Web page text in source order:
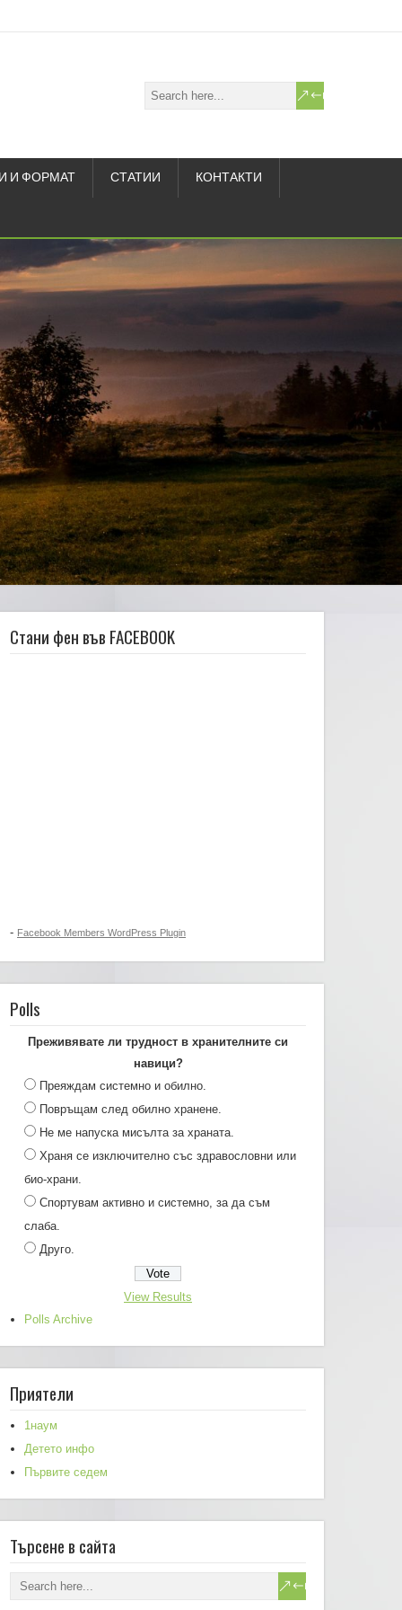
И ФОРМАТ СТАТИИ КОНТАКТИ
Стани фен във FACEBOOK
- Facebook Members WordPress Plugin
Polls
Преживявате ли трудност в хранителните си
навици?
Преяждам системно и обилно.
Повръщам след обилно хранене.
Не ме напуска мисълта за храната.
Храня се изключително със здравословни или
био-храни.
Спортувам активно и системно, за да съм
слаба.
Друго.
View Results
Polls Archive
Приятели
1наум
Детето инфо
Първите седем
Търсене в сайта